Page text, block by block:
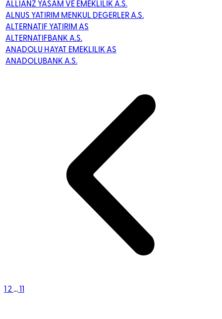
ALLIANZ YASAM VE EMEKLILIK A.S.
ALNUS YATIRIM MENKUL DEGERLER A.S.
ALTERNATIF YATIRIM AS
ALTERNATIFBANK A.S.
ANADOLU HAYAT EMEKLILIK AS
ANADOLUBANK A.S.
1 2... 11